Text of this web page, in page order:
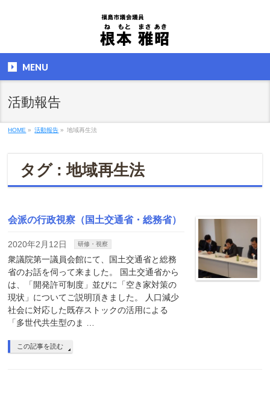
MENU
活動報告
HOME » 活動報告 » 地域再生法
タグ : 地域再生法
会派の行政視察（国土交通省・総務省）
2020年2月12日 研修・視察
衆議院第一議員会館にて、国土交通省と総務
省のお話を伺って来ました。 国土交通省から
は、「開発許可制度」並びに「空き家対策の
現状」についてご説明頂きました。 人口減少
社会に対応した既存ストックの活用による
「多世代共生型のま …
この記事を読む